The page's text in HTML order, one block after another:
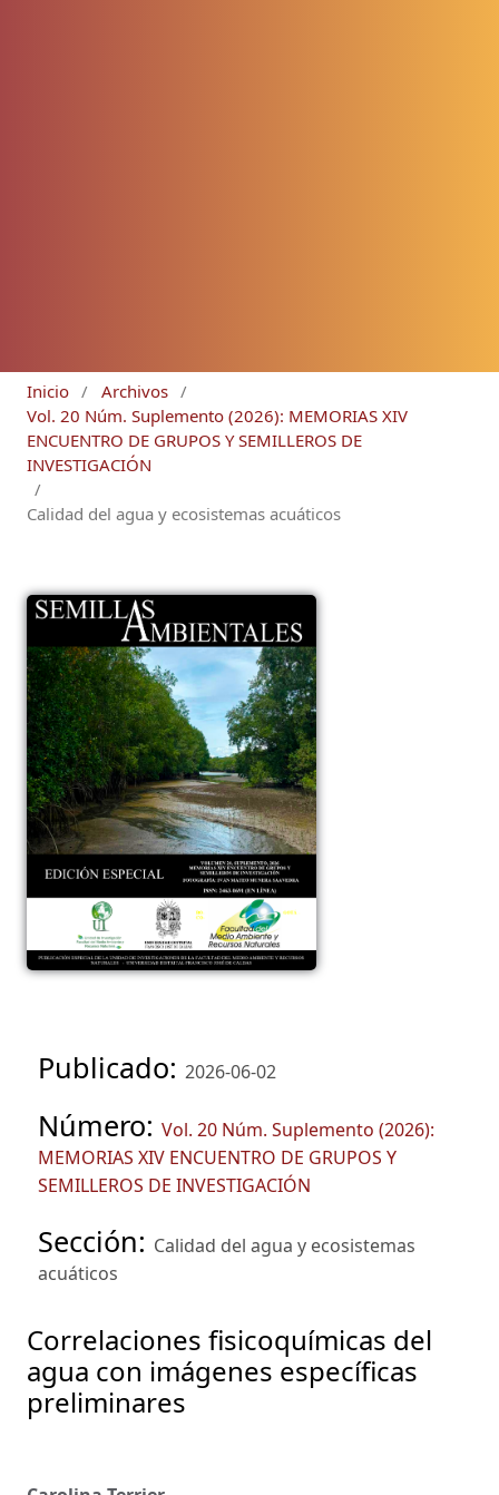
Inicio / Archivos /
Vol. 20 Núm. Suplemento (2026): MEMORIAS XIV
ENCUENTRO DE GRUPOS Y SEMILLEROS DE
INVESTIGACIÓN
/
Calidad del agua y ecosistemas acuáticos
Publicado: 2026-06-02
Número: Vol. 20 Núm. Suplemento (2026):
MEMORIAS XIV ENCUENTRO DE GRUPOS Y
SEMILLEROS DE INVESTIGACIÓN
Sección: Calidad del agua y ecosistemas
acuáticos
Correlaciones fisicoquímicas del
agua con imágenes específicas
preliminares